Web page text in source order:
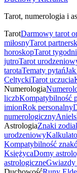
Tarot, numerologia i
TarotDarmowy tarot
miłosnyTarot
horoskopTarot
jutroTarot
tarotaTematy pytań
CeltyckiTarot uczucia
Numerologia
liczbKompatybilność
imionRok personalny
numerologiczny
AstrologiaZnaki
urodzeniowy
Kompatybilność
KsiężycaDomy
astrologiczneGwiazdy